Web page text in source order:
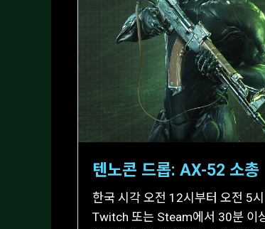
텐노콘 드롭: AX-52 소총
한국 시각 오전 12시부터 오전 5
Twitch 또는 Steam에서 30분 이